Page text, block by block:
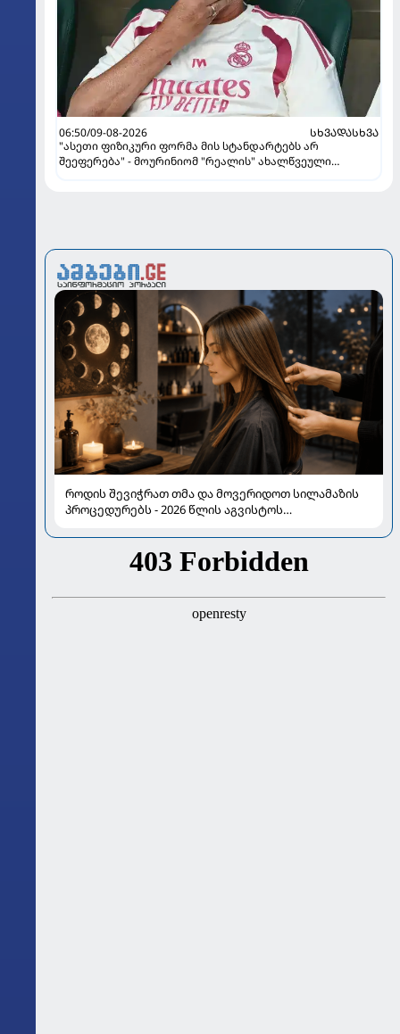
06:50/09-08-2026
ᲡᲮᲕᲐᲓᲐᲡᲮᲕᲐ
"ასეთი ფიზიკური ფორმა მის სტანდარტებს არ
შეეფერება" - მოურინიომ "რეალის" ახალწვეული
როდის შევიჭრათ თმა და მოვერიდოთ სილამაზის
პროცედურებს - 2026 წლის აგვისტოს